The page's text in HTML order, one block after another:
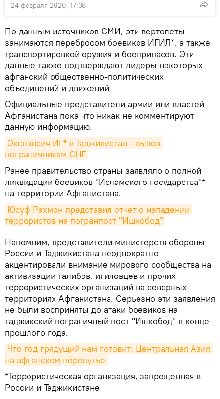
24 февраля 2020, 17:38
По данным источников СМИ, эти вертолеты
занимаются перебросом боевиков ИГИЛ*, а также
транспортировкой оружия и боеприпасов. Эти
данные также подтверждают лидеры некоторых
афганский общественно-политических
объединений и движений.
Официальные представители армии или властей
Афганистана пока что никак не комментируют
данную информацию.
Экспансия ИГ* в Таджикистан - вызов
пограничникам СНГ
Ранее правительство страны заявляло о полной
ликвидации боевиков "Исламского государства"*
на территории Афганистана.
Юсуф Рахмон представил отчет о нападении
террористов на погранпост "Ишкобод"
Напомним, представители министерств обороны
России и Таджикистана неоднократно
акцентировали внимание мирового сообщества на
активизации талибов, игиловцев и прочих
террористических организаций на северных
территориях Афганистана. Серьезно эти заявления
не были восприняты до атаки боевиков на
таджикский пограничный пост "Ишкобод" в конце
прошлого года.
Что год грядущий нам готовит: Центральная Азия
на афганском перепутье
*Террористическая организация, запрещенная в
России и Таджикистане